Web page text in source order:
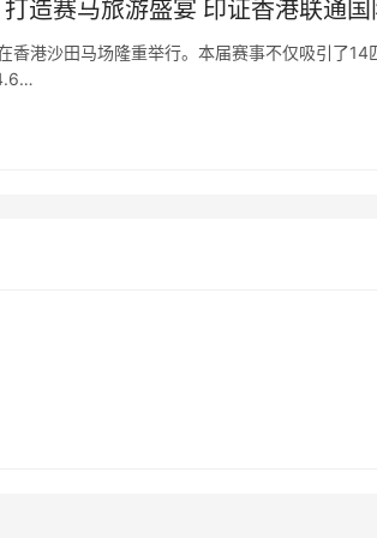
造赛马旅游盛宴 印证香港联通国
香港沙田马场隆重举行。本届赛事不仅吸引了